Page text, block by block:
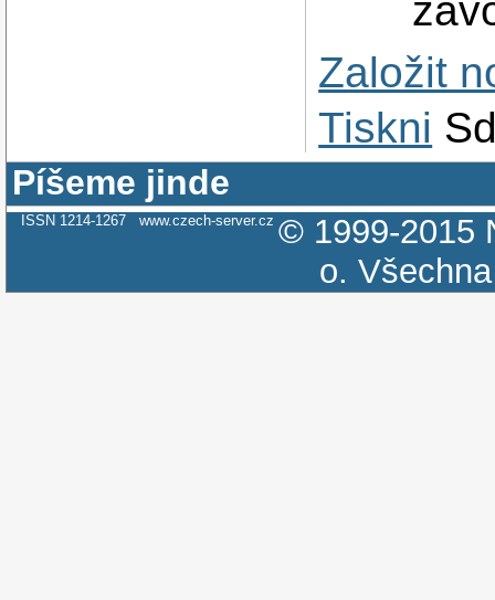
Založit
Tiskni
Píšeme jinde
ISSN 1214-1267 www.czech-server.cz © 1999-2015
o.